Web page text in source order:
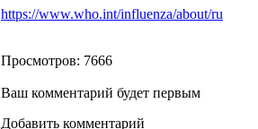
https://www.who.int/influenza/about/ru
Просмотров: 7666
Ваш комментарий будет первым
Добавить комментарий